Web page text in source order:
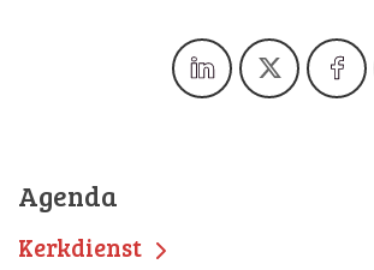
Agenda
Kerkdienst